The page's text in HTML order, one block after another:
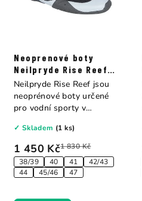
Neoprenové boty
Neilpryde Rise Reef
2mm
1 450 Kč1 830 Kč
38/39
40 41
42/43
44
45/46 47
✓ Skladem (1 ks)
Neilpryde Rise Reef jsou
neoprénové boty určené
pro vodní sporty v